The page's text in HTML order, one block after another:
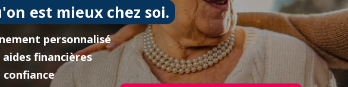
est mieux chez soi.
personnalisé
financières